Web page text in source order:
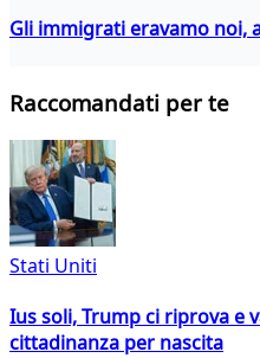
Gli immigrati eravamo noi,
Raccomandati per te
Stati Uniti
Ius soli, Trump ci riprova e
cittadinanza per nascita